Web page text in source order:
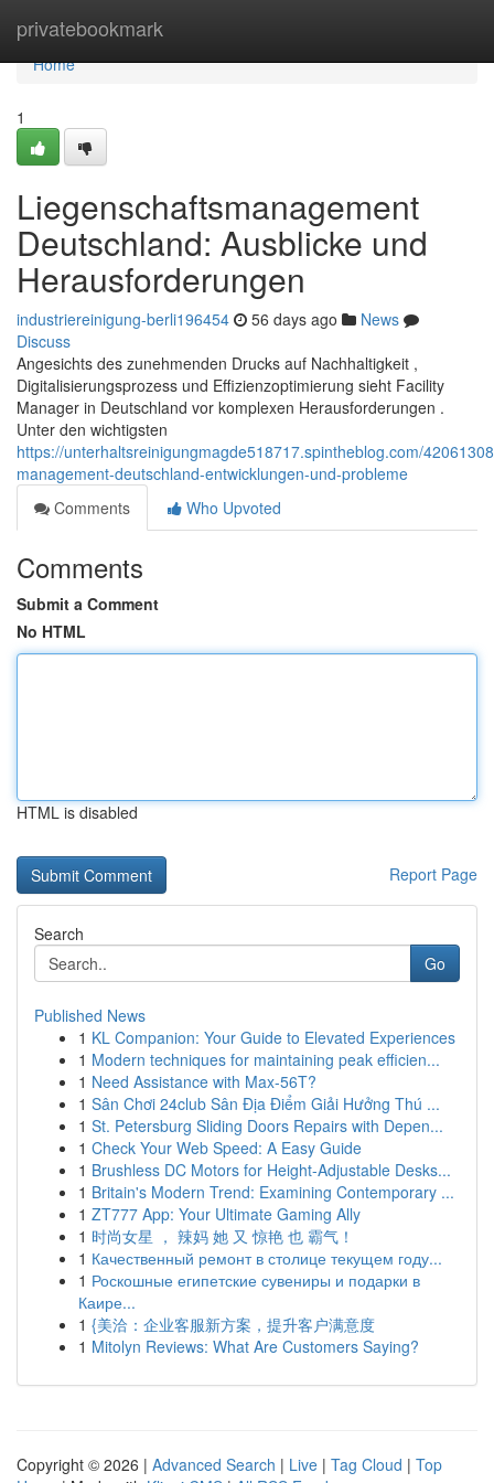
privatebookmark
Home
Home
1
Liegenschaftsmanagement
Deutschland: Ausblicke und
Herausforderungen
industriereinigung-berli196454 56 days ago
News
Discuss
Angesichts des zunehmenden Drucks auf Nachhaltigkeit ,
Digitalisierungsprozess und Effizienzoptimierung sieht Facility
Manager in Deutschland vor komplexen Herausforderungen .
Unter den wichtigsten
https://unterhaltsreinigungmagde518717.spintheblog.com/
management-deutschland-entwicklungen-und-probleme
Comments
Who Upvoted
Comments
Submit a Comment
No HTML
HTML is disabled
Report Page
Search
Go
Published News
1 KL Companion: Your Guide to Elevated Experiences
1 Modern techniques for maintaining peak efficien...
1 Need Assistance with Max-56T?
1 Sân Chơi 24club Sân Địa Điểm Giải Hưởng Thú ...
1 St. Petersburg Sliding Doors Repairs with Depen...
1 Check Your Web Speed: A Easy Guide
1 Brushless DC Motors for Height-Adjustable Desks...
1 Britain's Modern Trend: Examining Contemporary ...
1 ZT777 App: Your Ultimate Gaming Ally
1 时尚女星 ， 辣妈 她 又 惊艳 也 霸气！
1 Качественный ремонт в столице текущем году...
1 Роскошные египетские сувениры и подарки в
Каире...
1 {美洽：企业客服新方案，提升客户满意度
1 Mitolyn Reviews: What Are Customers Saying?
Copyright © 2026 | Advanced Search | Live | Tag Cloud | Top